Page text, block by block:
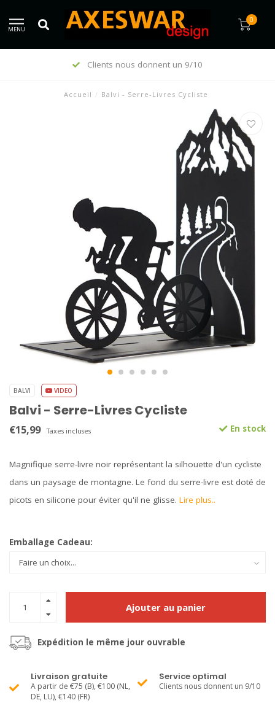
MENU
0
Clients nous donnent un 9/10
Accueil / Balvi - Serre-Livres Cycliste
BALVI VIDEO
Balvi - Serre-Livres Cycliste
€15,99 Taxes incluses En stock
Magnifique serre-livre noir représentant la silhouette d'un cycliste
dans un paysage de montagne. Le fond du serre-livre est doté de
picots en silicone pour éviter qu'il ne glisse. Lire plus..
Emballage Cadeau:
Ajouter au panier
Expédition le même jour ouvrable
Livraison gratuite
A partir de €75 (B), €100 (NL,
DE, LU), €140 (FR)
Service optimal
Clients nous donnent un 9/10